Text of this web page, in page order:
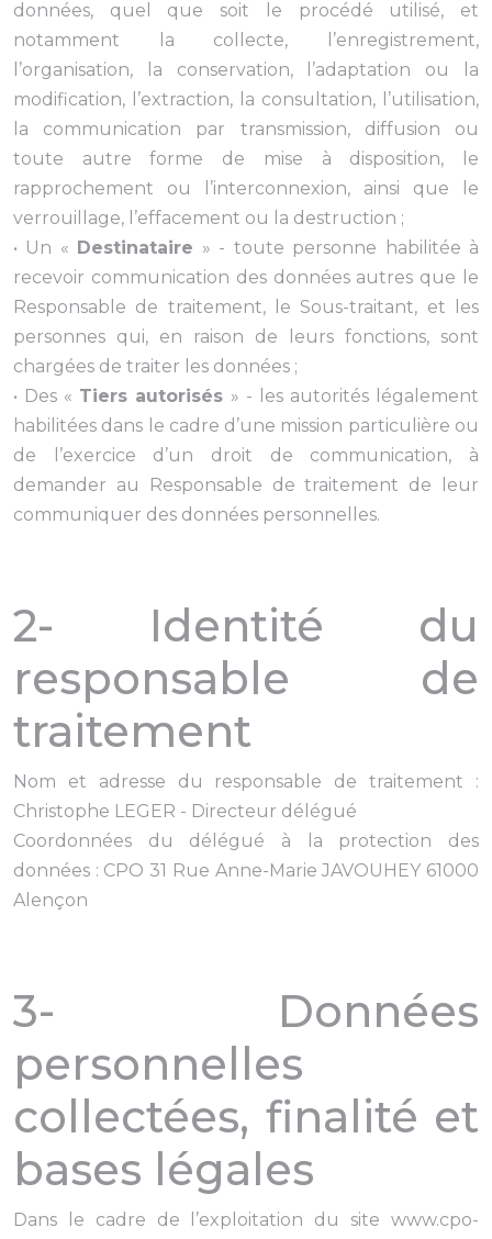
données, quel que soit le procédé utilisé, et
notamment la collecte, l’enregistrement,
l’organisation, la conservation, l’adaptation ou la
modification, l’extraction, la consultation, l’utilisation,
la communication par transmission, diffusion ou
toute autre forme de mise à disposition, le
rapprochement ou l’interconnexion, ainsi que le
verrouillage, l’effacement ou la destruction ;
• Un « Destinataire » - toute personne habilitée à
recevoir communication des données autres que le
Responsable de traitement, le Sous-traitant, et les
personnes qui, en raison de leurs fonctions, sont
chargées de traiter les données ;
• Des « Tiers autorisés » - les autorités légalement
habilitées dans le cadre d’une mission particulière ou
de l’exercice d’un droit de communication, à
demander au Responsable de traitement de leur
communiquer des données personnelles.
2- Identité du
responsable de
traitement
Nom et adresse du responsable de traitement :
Christophe LEGER - Directeur délégué
Coordonnées du délégué à la protection des
données : CPO 31 Rue Anne-Marie JAVOUHEY 61000
Alençon
3- Données
personnelles
collectées, finalité et
bases légales
Dans le cadre de l’exploitation du site www.cpo-